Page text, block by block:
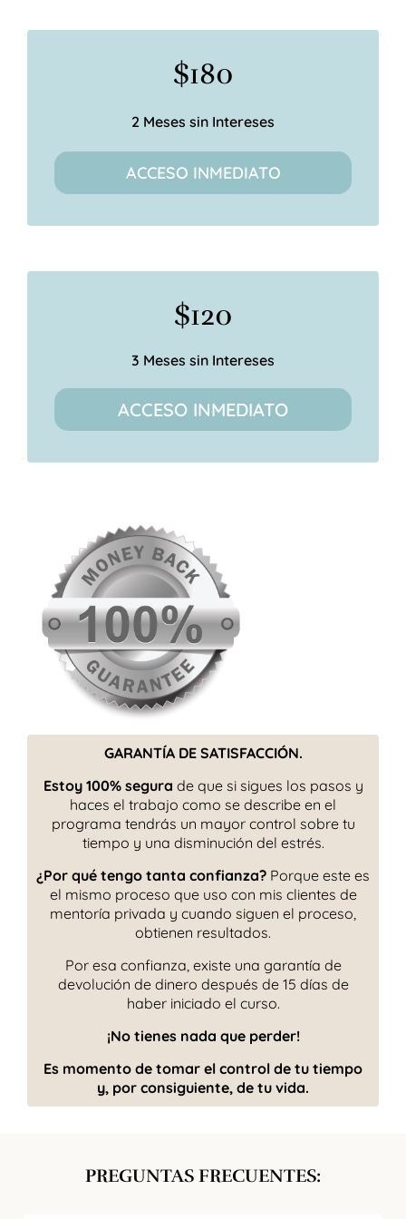
$180
2 Meses sin Intereses
ACCESO INMEDIATO
$120
3 Meses sin Intereses
ACCESO INMEDIATO
GARANTÍA DE SATISFACCIÓN.
Estoy 100% segura de que si sigues los pasos y
haces el trabajo como se describe en el
programa tendrás un mayor control sobre tu
tiempo y una disminución del estrés.
¿Por qué tengo tanta confianza? Porque este es
el mismo proceso que uso con mis clientes de
mentoría privada y cuando siguen el proceso,
obtienen resultados.
Por esa confianza, existe una garantía de
devolución de dinero después de 15 días de
haber iniciado el curso.
¡No tienes nada que perder!
Es momento de tomar el control de tu tiempo
y, por consiguiente, de tu vida.
PREGUNTAS FRECUENTES: